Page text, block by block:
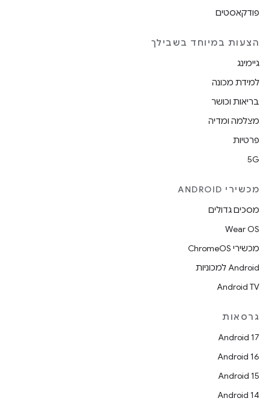
פודקאסטים
הצעות במיוחד בשבילך
גיימינג
למידת מכונה
בריאות וכושר
מצלמה ומדיה
פרטיות
5G
מכשירי ANDROID
מסכים גדולים
Wear OS
מכשירי ChromeOS
Android למכוניות
Android TV
גרסאות
Android 17
Android 16
Android 15
Android 14